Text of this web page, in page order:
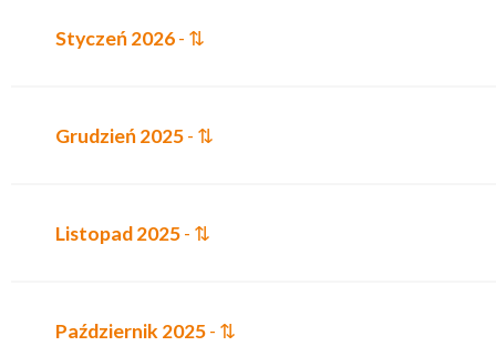
Styczeń 2026- ⇅
Grudzień 2025- ⇅
Listopad 2025- ⇅
Październik 2025- ⇅